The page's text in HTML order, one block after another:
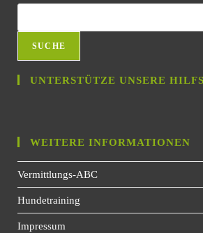
SUCHE
UNTERSTÜTZE UNSERE
WEITERE INFORMATIONEN
Vermittlungs-ABC
Hundetraining
Impressum